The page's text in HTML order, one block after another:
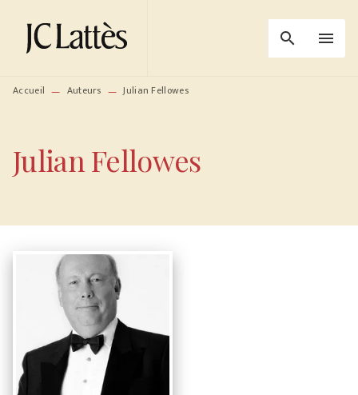
MENU RECHERCHE
PIED DE PAGE
search menu
Accueil — Auteurs — Julian Fellowes
Julian Fellowes